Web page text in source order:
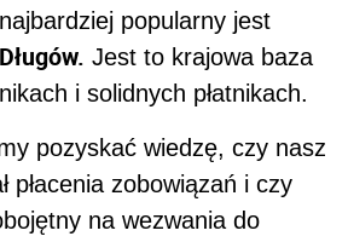
popularny jest
Jest to krajowa baza
i solidnych płatnikach.
pozyskać wiedzę, czy nasz
płacenia zobowiązań i czy
na wezwania do